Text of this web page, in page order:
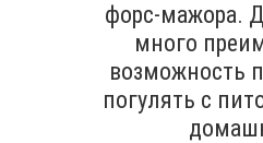
форс-мажора.
много
возможность
погулять с